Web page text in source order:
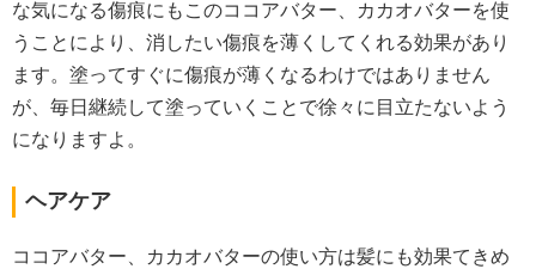
な気になる傷痕にもこのココアバター、カカオバターを使
うことにより、消したい傷痕を薄くしてくれる効果があり
ます。塗ってすぐに傷痕が薄くなるわけではありません
が、毎日継続して塗っていくことで徐々に目立たないよう
になりますよ。
ヘアケア
ココアバター、カカオバターの使い方は髪にも効果てきめ